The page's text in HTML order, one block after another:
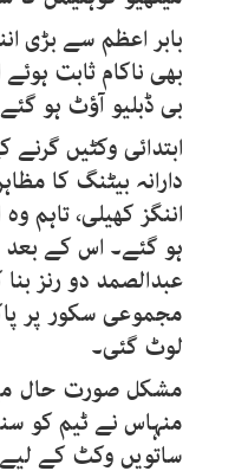
بابر اعظم سے بڑی
بی ڈبلیو آؤٹ ہو
ابتدائی وکٹیں
اننگز کھیلی، تاہم
ہو گئے۔ اس کے بعد
مجموعی سکور پر
لوٹ گئی۔
مشکل صورت حال
منہاس نے ٹیم کو